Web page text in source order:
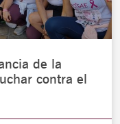
de la
contra el